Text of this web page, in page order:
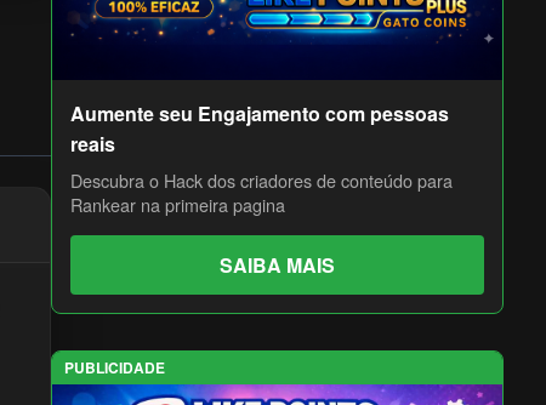
Aumente seu Engajamento com pessoas
reais
Descubra o Hack dos criadores de conteúdo para
Rankear na primeira pagina
SAIBA MAIS
PUBLICIDADE